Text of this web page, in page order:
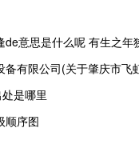
de意思是什么呢 有生之年
备有限公司(关于肇庆市飞
是哪里
顺序图